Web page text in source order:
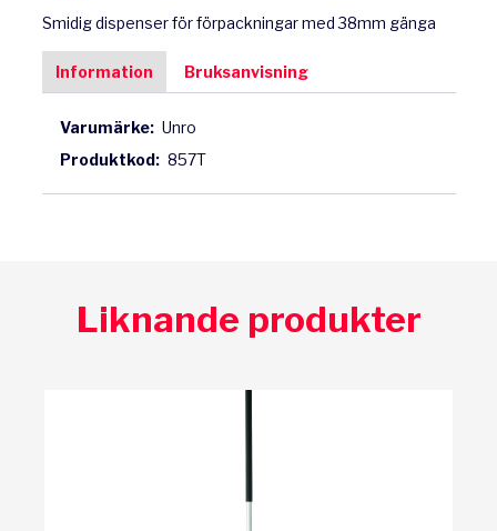
Smidig dispenser för förpackningar med 38mm gänga
Information Bruksanvisning
Varumärke: Unro
Produktkod: 857T
Liknande produkter